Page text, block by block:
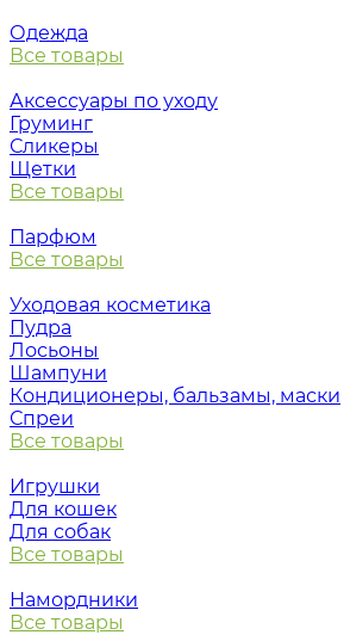
Одежда
Все товары
Аксессуары по уходу
Груминг
Сликеры
Щетки
Все товары
Парфюм
Все товары
Уходовая косметика
Пудра
Лосьоны
Шампуни
Кондиционеры, бальзамы, маски
Спреи
Все товары
Игрушки
Для кошек
Для собак
Все товары
Намордники
Все товары